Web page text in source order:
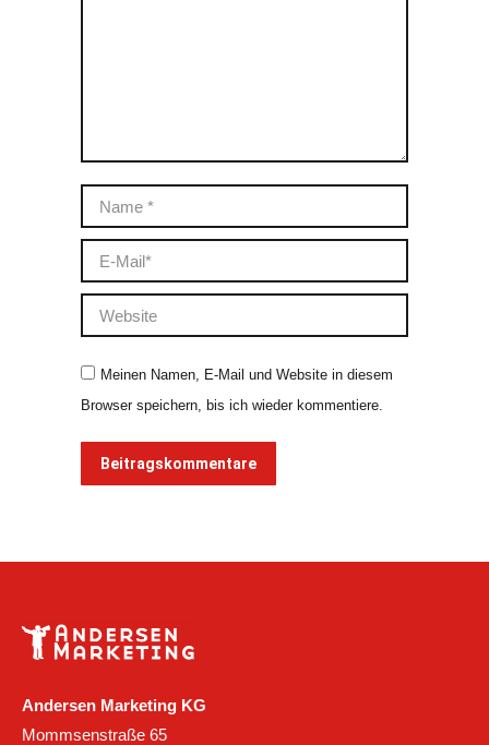
Name *
E-Mail *
Website
Meinen Namen, E-Mail und Website in diesem
Browser speichern, bis ich wieder kommentiere.
Beitragskommentare
Andersen Marketing KG
Mommsenstraße 65